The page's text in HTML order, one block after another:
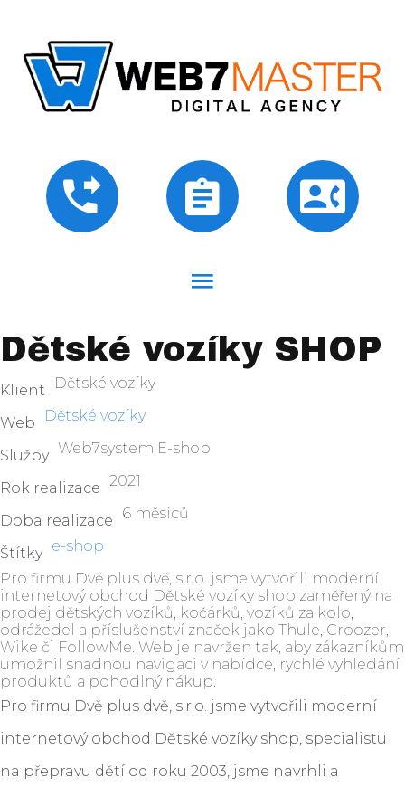
Dětské vozíky SHOP
Klient Dětské vozíky
Web Dětské vozíky
Služby Web7system E-shop
Rok realizace 2021
Doba realizace 6 měsíců
Štítky e-shop
Pro firmu Dvě plus dvě, s.r.o. jsme vytvořili moderní
internetový obchod Dětské vozíky shop zaměřený na
prodej dětských vozíků, kočárků, vozíků za kolo,
odrážedel a příslušenství značek jako Thule, Croozer,
Wike či FollowMe. Web je navržen tak, aby zákazníkům
umožnil snadnou navigaci v nabídce, rychlé vyhledání
produktů a pohodlný nákup.
Pro firmu Dvě plus dvě, s.r.o. jsme vytvořili moderní
internetový obchod Dětské vozíky shop, specialistu
na přepravu dětí od roku 2003, jsme navrhli a